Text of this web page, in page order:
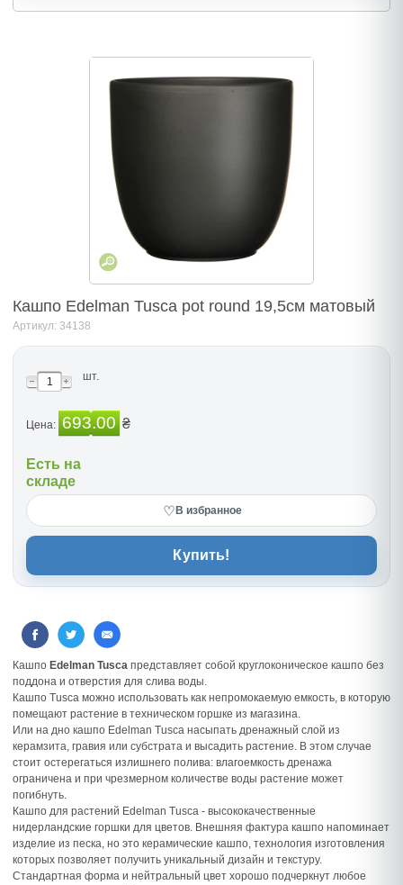
Кашпо Edelman Tusca pot round 19,5cм матовый
Артикул: 34138
шт.
Цена: 693.00 ₴
Есть на
складе
♡ В избранное
Купить!
Кашпо Edelman Tusca представляет собой круглоконическое кашпо без
поддона и отверстия для слива воды.
Кашпо Tusca можно использовать как непромокаемую емкость, в которую
помещают растение в техническом горшке из магазина.
Или на дно кашпо Edelman Tusca насыпать дренажный слой из
керамзита, гравия или субстрата и высадить растение. В этом случае
стоит остерегаться излишнего полива: влагоемкость дренажа
ограничена и при чрезмерном количестве воды растение может
погибнуть.
Кашпо для растений Edelman Tusca - высококачественные
нидерландские горшки для цветов. Внешняя фактура кашпо напоминает
изделие из песка, но это керамические кашпо, технология изготовления
которых позволяет получить уникальный дизайн и текстуру.
Стандартная форма и нейтральный цвет хорошо подчеркнут любое